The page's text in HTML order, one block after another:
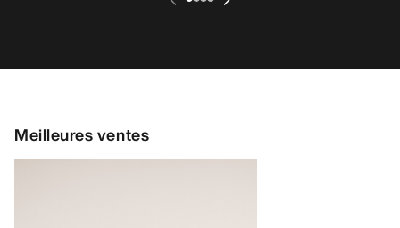
Meilleures ventes